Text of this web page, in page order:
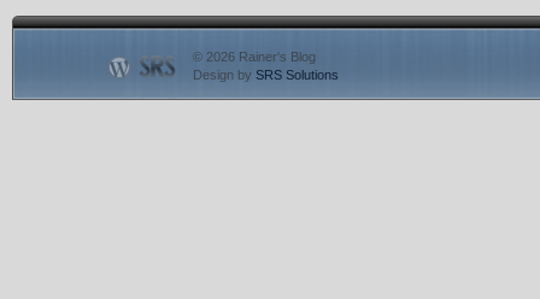
© 2026 Rainer's Blog
Design by SRS Solutions